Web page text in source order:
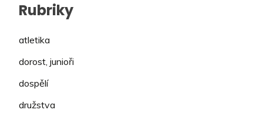
Rubriky
atletika
dorost, junioři
dospělí
družstva